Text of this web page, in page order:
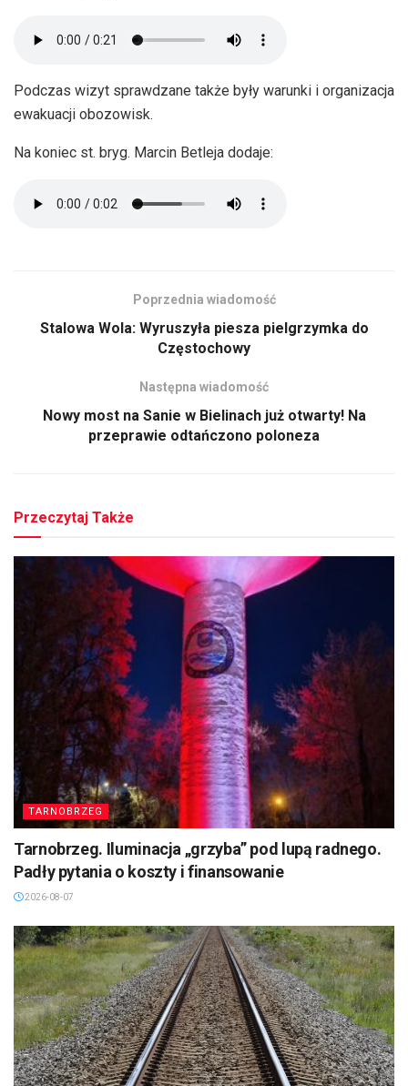
Podczas wizyt sprawdzane także były warunki i organizacja
ewakuacji obozowisk.
Na koniec st. bryg. Marcin Betleja dodaje:
Poprzednia wiadomość
Stalowa Wola: Wyruszyła piesza pielgrzymka do
Częstochowy
Następna wiadomość
Nowy most na Sanie w Bielinach już otwarty! Na
przeprawie odtańczono poloneza
Przeczytaj Także
TARNOBRZEG
Tarnobrzeg. Iluminacja „grzyba” pod lupą radnego.
Padły pytania o koszty i finansowanie
2026-08-07